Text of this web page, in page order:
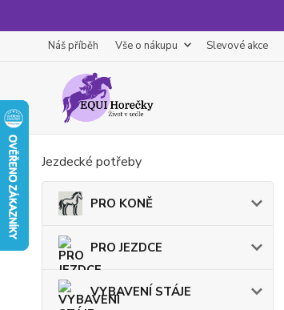
Náš příběh Vše o nákupu Slevové akce
Jezdecké potřeby
PRO KONĚ
PRO JEZDCE
VYBAVENÍ STÁJE